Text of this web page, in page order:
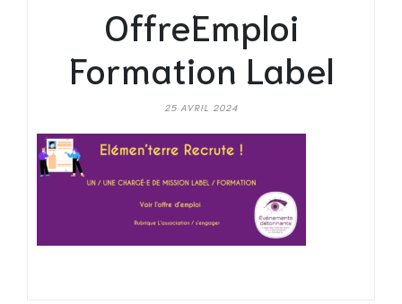
OffreEmploi
Formation Label
25 AVRIL 2024